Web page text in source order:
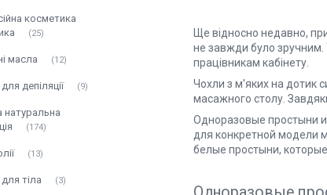
Ще відносно недавно,
не завжди було зручним.
працівникам кабінету.
Чохли з м'яких на дотик
масажного столу.
Одноразовые простыни
для конкретной модели
белые простыни,
косметика
25
масла 12
депіляції 9
натуральна
174
13
тіла 3